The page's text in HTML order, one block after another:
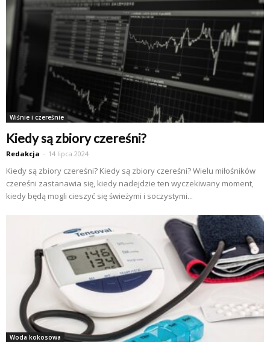
Wiśnie i czereśnie
Kiedy są zbiory czereśni?
Redakcja - 14 lipca 2024
Kiedy są zbiory czereśni? Kiedy są zbiory czereśni? Wielu miłośników
czereśni zastanawia się, kiedy nadejdzie ten wyczekiwany moment,
kiedy będą mogli cieszyć się świeżymi i soczystymi...
Woda kokosowa